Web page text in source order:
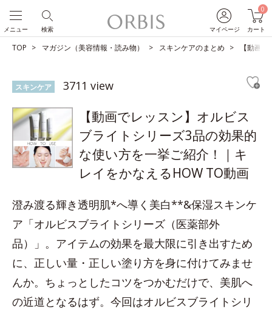
マイページ
0
カート
検索
メニュー
TOP マガジン（美容情報・読み物） スキンケアのまとめ 【動画
スキンケア 3711 view
【動画でレッスン】オルビス
ブライトシリーズ3品の効果的
な使い方を一挙ご紹介！｜キ
レイをかなえるHOW TO動画
澄み渡る輝き透明肌*へ導く美白**&保湿スキンケ
ア「オルビスブライトシリーズ（医薬部外
品）」。アイテムの効果を最大限に引き出すため
に、正しい量・正しい塗り方を身に付けてみませ
んか。ちょっとしたコツをつかむだけで、美肌へ
の近道となるはず。今回はオルビスブライトシリ